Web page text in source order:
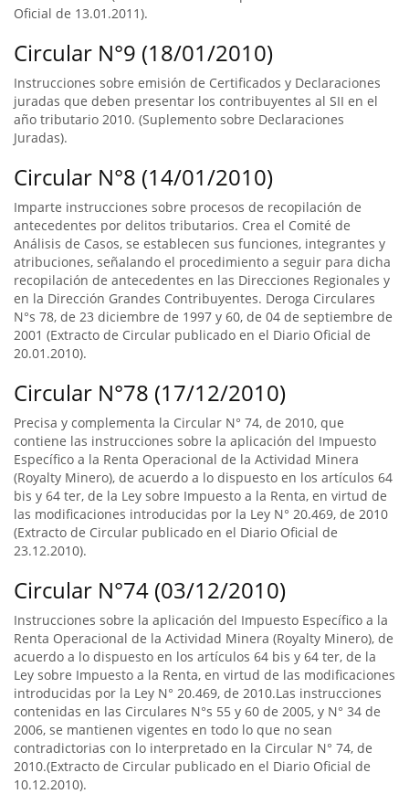
Oficial de 13.01.2011).
Circular N°9 (18/01/2010)
Instrucciones sobre emisión de Certificados y Declaraciones
juradas que deben presentar los contribuyentes al SII en el
año tributario 2010. (Suplemento sobre Declaraciones
Juradas).
Circular N°8 (14/01/2010)
Imparte instrucciones sobre procesos de recopilación de
antecedentes por delitos tributarios. Crea el Comité de
Análisis de Casos, se establecen sus funciones, integrantes y
atribuciones, señalando el procedimiento a seguir para dicha
recopilación de antecedentes en las Direcciones Regionales y
en la Dirección Grandes Contribuyentes. Deroga Circulares
N°s 78, de 23 diciembre de 1997 y 60, de 04 de septiembre de
2001 (Extracto de Circular publicado en el Diario Oficial de
20.01.2010).
Circular N°78 (17/12/2010)
Precisa y complementa la Circular N° 74, de 2010, que
contiene las instrucciones sobre la aplicación del Impuesto
Específico a la Renta Operacional de la Actividad Minera
(Royalty Minero), de acuerdo a lo dispuesto en los artículos 64
bis y 64 ter, de la Ley sobre Impuesto a la Renta, en virtud de
las modificaciones introducidas por la Ley N° 20.469, de 2010
(Extracto de Circular publicado en el Diario Oficial de
23.12.2010).
Circular N°74 (03/12/2010)
Instrucciones sobre la aplicación del Impuesto Específico a la
Renta Operacional de la Actividad Minera (Royalty Minero), de
acuerdo a lo dispuesto en los artículos 64 bis y 64 ter, de la
Ley sobre Impuesto a la Renta, en virtud de las modificaciones
introducidas por la Ley N° 20.469, de 2010.Las instrucciones
contenidas en las Circulares N°s 55 y 60 de 2005, y N° 34 de
2006, se mantienen vigentes en todo lo que no sean
contradictorias con lo interpretado en la Circular N° 74, de
2010.(Extracto de Circular publicado en el Diario Oficial de
10.12.2010).